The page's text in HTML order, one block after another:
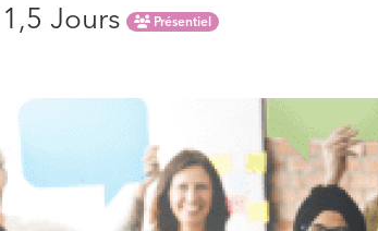
Jours Présentiel